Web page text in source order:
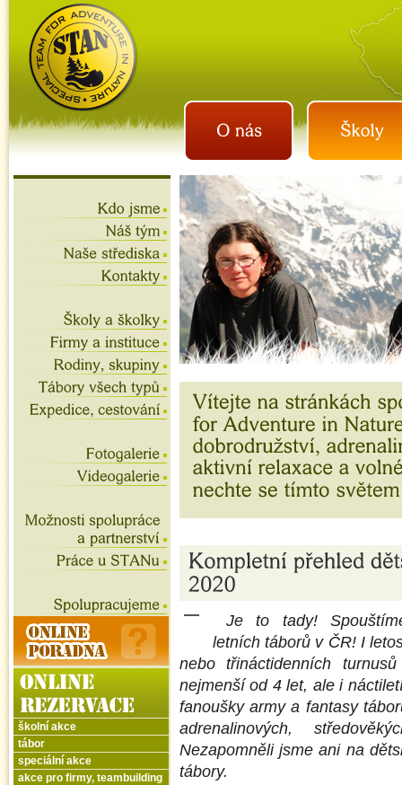
istan.cz
letní tábory 2026, školní
výlety, akce na víkend,
teambuilding
Je to tady!
letních táborů v ČR! I
nebo třináctidenních
nejmenší od 4 let, ale i
fanoušky army a fantasy
adrenalinových,
Nezapomněli jsme ani na
tábory.
školní akce
tábor
speciální akce
akce pro firmy, teambuilding